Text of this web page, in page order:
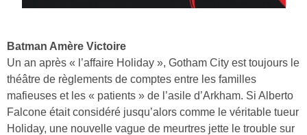
Batman Amère Victoire
Un an après « l’affaire Holiday », Gotham City est toujours le
théâtre de règlements de comptes entre les familles
mafieuses et les « patients » de l’asile d’Arkham. Si Alberto
Falcone était considéré jusqu’alors comme le véritable tueur
Holiday, une nouvelle vague de meurtres jette le trouble sur